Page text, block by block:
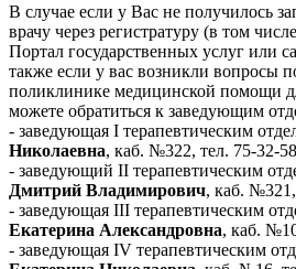
В случае если у Вас не получилось
врачу через регистратуру (в том
Портал государственных услуг или
также если у вас возникли вопросы
поликлинике медицинской помощи
можете обратиться к заведующим
- заведующая I терапевтическим
Николаевна, каб. №322, тел. 75-32-
- заведующий II терапевтическим
Дмитрий Владимирович, каб.
- заведующая III терапевтическим
Екатерина Александровна, каб.
- заведующая IV терапевтическим